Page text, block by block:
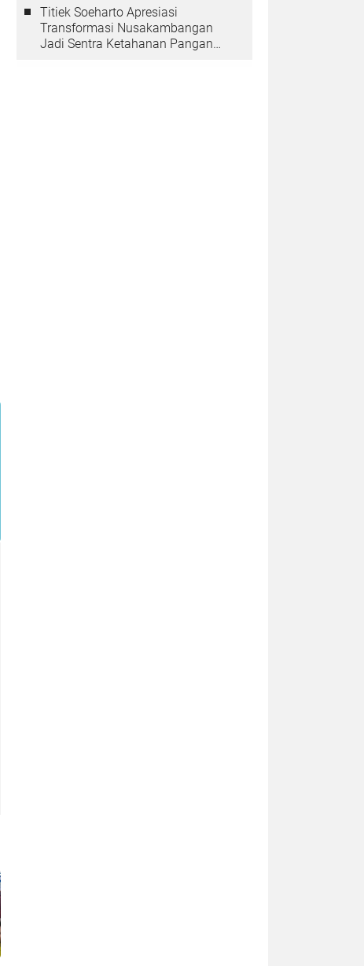
Titiek Soeharto Apresiasi
Transformasi Nusakambangan
Jadi Sentra Ketahanan Pangan